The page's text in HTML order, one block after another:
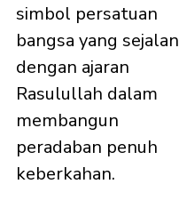
simbol persatuan
bangsa yang sejalan
dengan ajaran
Rasulullah dalam
membangun
peradaban penuh
keberkahan.